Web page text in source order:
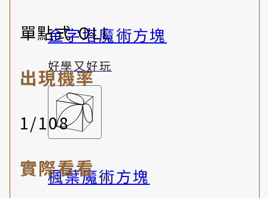
金字塔魔術方塊
好學又好玩
楓葉魔術方塊
單點式 OLL
出現機率
1/108
實際看看